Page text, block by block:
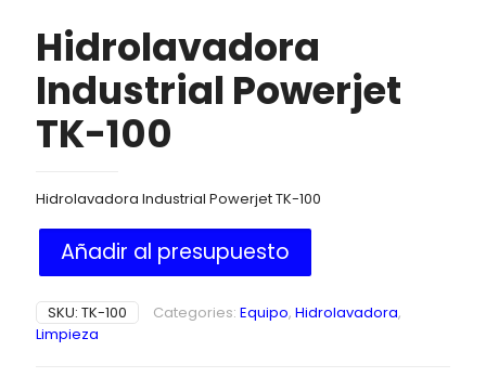
Hidrolavadora
Industrial Powerjet
TK-100
Hidrolavadora Industrial Powerjet TK-100
Añadir al presupuesto
SKU: TK-100 Categories: Equipo, Hidrolavadora,
Limpieza